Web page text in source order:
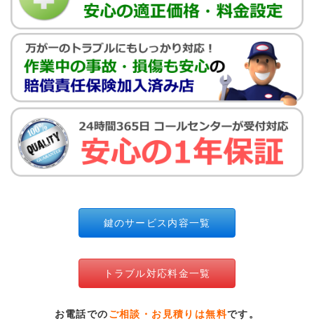
鍵のサービス内容一覧
トラブル対応料金一覧
お電話での ご相談・お見積りは無料です。